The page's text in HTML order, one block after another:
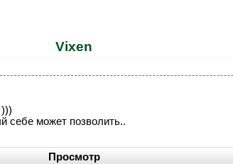
Vixen
себе может позволить..
Просмотр